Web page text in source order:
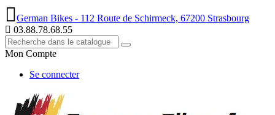
German Bikes - 112 Route de Schirmeck, 67200 Strasbourg
03.88.78.68.55
Mon Compte
Se connecter